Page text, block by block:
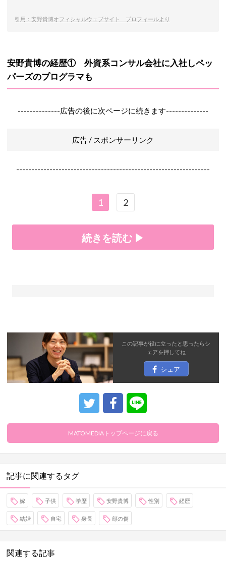
引用：安野貴博オフィシャルウェブサイト プロフィールより
安野貴博の経歴① 外資系コンサル会社に入社しペッ
パーズのプログラマも
--------------広告の後に次ページに続きます--------------
広告 / スポンサーリンク
----------------------------------------------------------------
1 2
続きを読む ▶
この記事が役に立ったと思ったらシ
ェアを押してね
シェア
MATOMEDIAトップページに戻る
記事に関連するタグ
嫁 子供 学歴 安野貴博 性別 経歴
結婚 自宅 身長 顔の傷
関連する記事